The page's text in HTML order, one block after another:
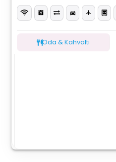
Oda & Kahvaltı